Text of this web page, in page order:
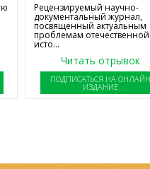
Рецензируемый научно-
документальный журнал,
посвященный актуальным
проблемам отечественной
исто...
Читать отрывок
ПОДПИСАТЬСЯ НА
ИЗДАНИЕ